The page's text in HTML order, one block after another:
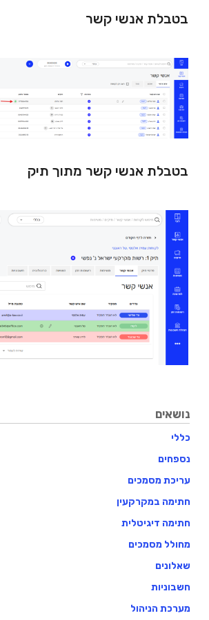
נושאים
כללי
נספחים
עריכת מסמכים
חתימה במקרקעין
חתימה דיגיטלית
מחולל מסמכים
שאלונים
חשבוניות
מערכת הניהול
בטבלת אנשי קשר
בטבלת אנשי קשר מתוך תיק